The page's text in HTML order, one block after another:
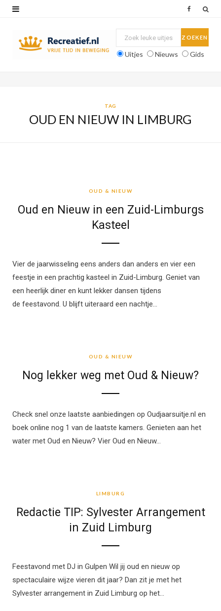
o
Uitjes Nieuws Gids
TAG
OUD EN NIEUW IN LIMBURG
OUD & NIEUW
Oud en Nieuw in een Zuid-Limburgs
Kasteel
Vier de jaarwisseling eens anders dan anders en vier een
feestje in een prachtig kasteel in Zuid-Limburg. Geniet van
een heerlijk diner en kunt lekker dansen tijdens
de feestavond. U blijft uiteraard een nachtje…
OUD & NIEUW
Nog lekker weg met Oud & Nieuw?
Check snel onze laatste aanbiedingen op Oudjaarsuitje.nl en
boek online nog 1 van de laatste kamers. Genieten aan het
water met Oud en Nieuw? Vier Oud en Nieuw…
LIMBURG
Redactie TIP: Sylvester Arrangement
in Zuid Limburg
Feestavond met DJ in Gulpen Wil jij oud en nieuw op
spectaculaire wijze vieren dit jaar? Dan zit je met het
Sylvester arrangement in Zuid Limburg op het…